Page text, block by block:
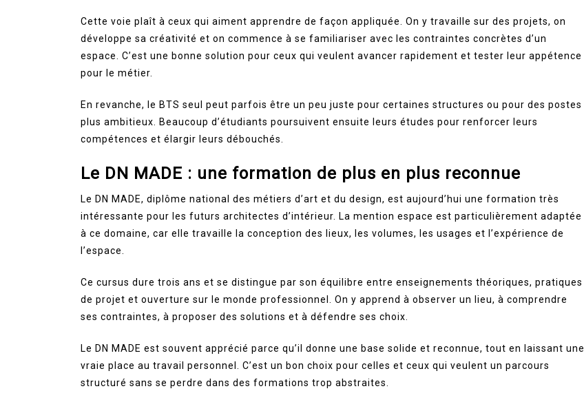
Cette voie plaît à ceux qui aiment apprendre de façon appliquée. On y travaille sur des projets, on
développe sa créativité et on commence à se familiariser avec les contraintes concrètes d’un
espace. C’est une bonne solution pour ceux qui veulent avancer rapidement et tester leur appétence
pour le métier.
En revanche, le BTS seul peut parfois être un peu juste pour certaines structures ou pour des postes
plus ambitieux. Beaucoup d’étudiants poursuivent ensuite leurs études pour renforcer leurs
compétences et élargir leurs débouchés.
Le DN MADE : une formation de plus en plus reconnue
Le DN MADE, diplôme national des métiers d’art et du design, est aujourd’hui une formation très
intéressante pour les futurs architectes d’intérieur. La mention espace est particulièrement adaptée
à ce domaine, car elle travaille la conception des lieux, les volumes, les usages et l’expérience de
l’espace.
Ce cursus dure trois ans et se distingue par son équilibre entre enseignements théoriques, pratiques
de projet et ouverture sur le monde professionnel. On y apprend à observer un lieu, à comprendre
ses contraintes, à proposer des solutions et à défendre ses choix.
Le DN MADE est souvent apprécié parce qu’il donne une base solide et reconnue, tout en laissant une
vraie place au travail personnel. C’est un bon choix pour celles et ceux qui veulent un parcours
structuré sans se perdre dans des formations trop abstraites.